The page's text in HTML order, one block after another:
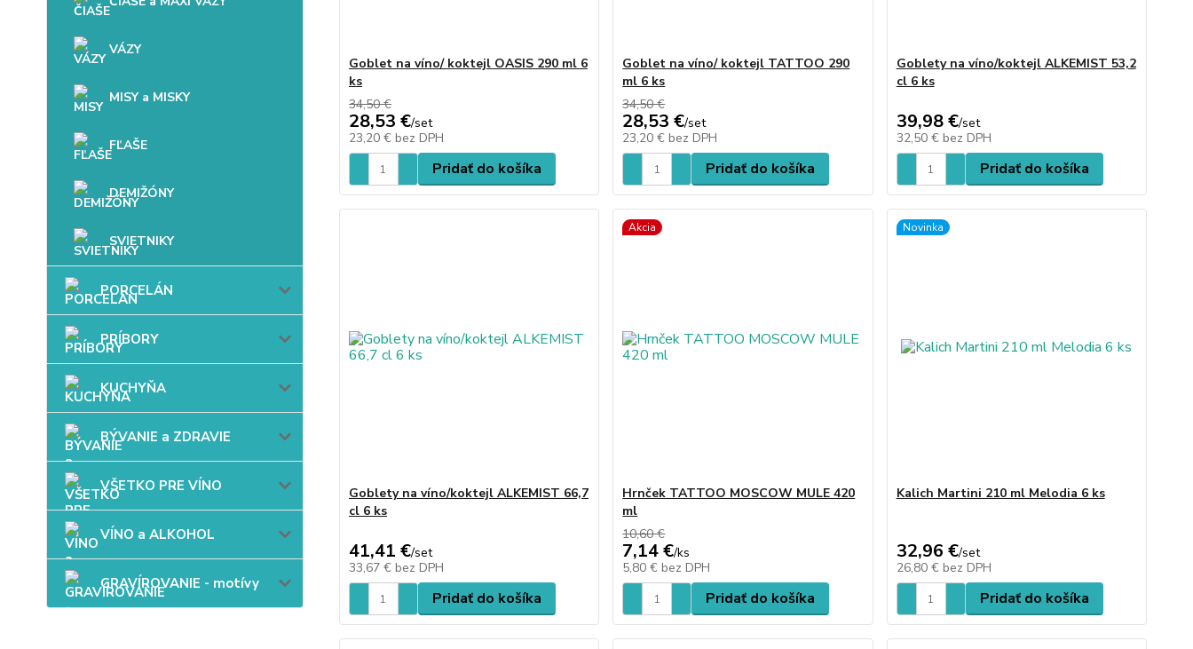
VÁZY
MISY a MISKY
FĽAŠE
DEMIŽÓNY
SVIETNIKY
PORCELÁN
PRÍBORY
KUCHYŇA
BÝVANIE a ZDRAVIE
VŠETKO PRE VÍNO
VÍNO a ALKOHOL
GRAVÍROVANIE - motívy
Goblet na víno/ koktejl OASIS 290 ml 6
ks
34,50 €
28,53 €/set
23,20 € bez DPH
Pridať do košíka
Goblet na víno/ koktejl TATTOO 290
ml 6 ks
34,50 €
28,53 €/set
23,20 € bez DPH
Pridať do košíka
Goblety na víno/koktejl ALKEMIST 53,2
cl 6 ks
39,98 €/set
32,50 € bez DPH
Pridať do košíka
Goblety na víno/koktejl ALKEMIST 66,7
cl 6 ks
41,41 €/set
33,67 € bez DPH
Pridať do košíka
Akcia
Hrnček TATTOO MOSCOW MULE 420
ml
10,60 €
7,14 €/ks
5,80 € bez DPH
Pridať do košíka
Novinka
Kalich Martini 210 ml Melodia 6 ks
32,96 €/set
26,80 € bez DPH
Pridať do košíka